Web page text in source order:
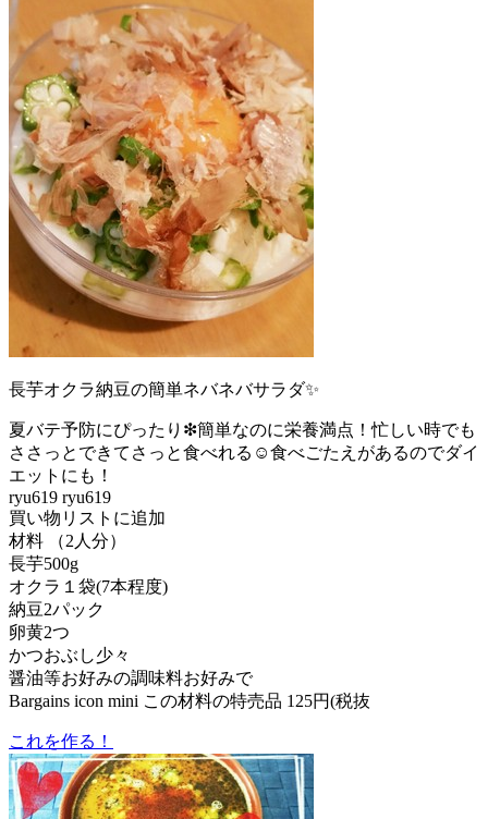
長芋オクラ納豆の簡単ネバネバサラダ✨
夏バテ予防にぴったり❇簡単なのに栄養満点！忙しい時でも
ささっとできてさっと食べれる☺食べごたえがあるのでダイ
エットにも！
ryu619 ryu619
買い物リストに追加
材料 （2人分）
長芋500g
オクラ１袋(7本程度)
納豆2パック
卵黄2つ
かつおぶし少々
醤油等お好みの調味料お好みで
Bargains icon mini この材料の特売品 125円(税抜
これを作る！